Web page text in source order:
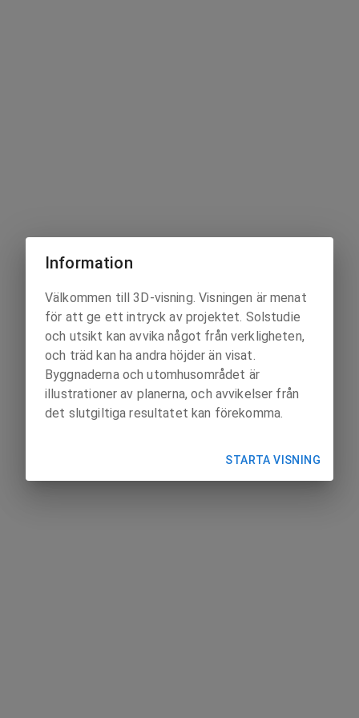
Information
Välkommen till 3D-visning. Visningen är menat
för att ge ett intryck av projektet. Solstudie
och utsikt kan avvika något från verkligheten,
och träd kan ha andra höjder än visat.
Byggnaderna och utomhusområdet är
illustrationer av planerna, och avvikelser från
det slutgiltiga resultatet kan förekomma.
STARTA VISNING